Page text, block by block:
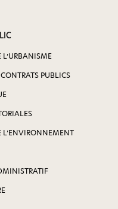
L’URBANISME
PUBLICS
L’ENVIRONNEMENT